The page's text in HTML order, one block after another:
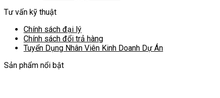
Tư vấn kỹ thuật
Chính sách đại lý
Chính sách đổi trả hàng
Tuyển Dụng Nhân Viên Kinh Doanh Dự Án
Sản phẩm nổi bật